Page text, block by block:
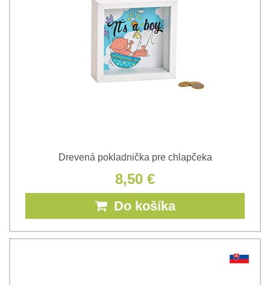
Drevená pokladnička pre chlapčeka
8,50 €
Do košíka